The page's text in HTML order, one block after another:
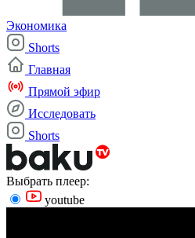
Экономика
Shorts
Главная
Прямой эфир
Исследовать
Shorts
Выбрать плеер:
youtube